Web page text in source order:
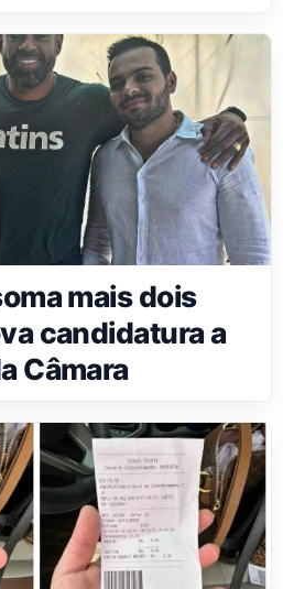
mais dois
candidatura a
Câmara